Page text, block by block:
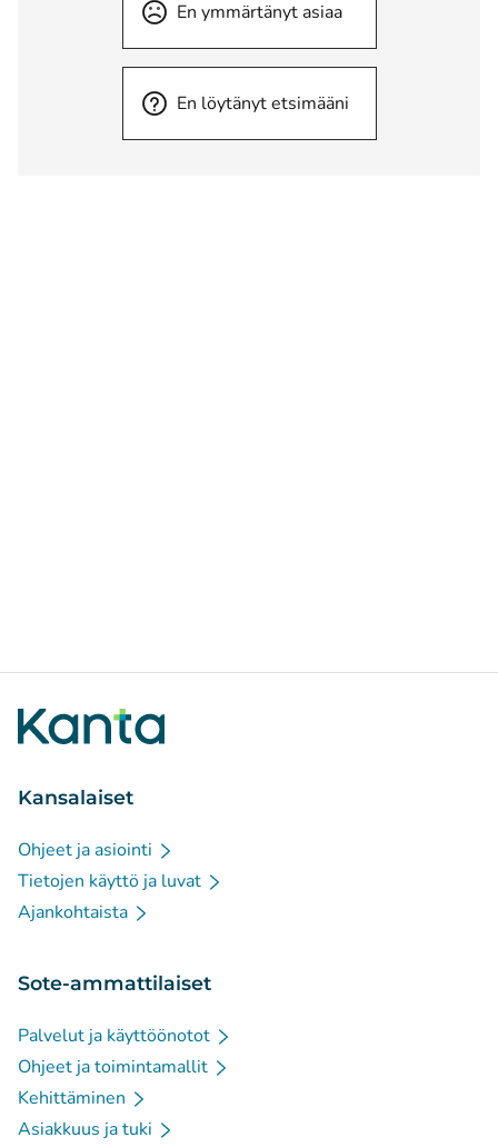
En ymmärtänyt asiaa
En löytänyt etsimääni
Kansalaiset
Ohjeet ja asiointi
Tietojen käyttö ja luvat
Ajankohtaista
Sote-ammattilaiset
Palvelut ja käyttöönotot
Ohjeet ja toimintamallit
Kehittäminen
Asiakkuus ja tuki